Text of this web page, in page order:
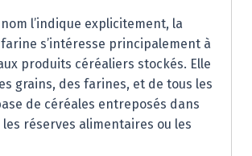
l’indique explicitement, la
s’intéresse principalement à
produits céréaliers stockés. Elle
grains, des farines, et de tous les
de céréales entreposés dans
les réserves alimentaires ou les